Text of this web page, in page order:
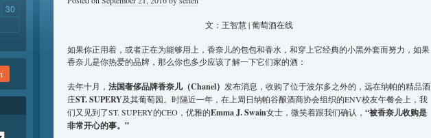
文：王智慧 | 葡萄酒在线
如果你正用着，或者正在为能够用上，香奈儿的包包和香水，和穿上它经典的小黑外套而努力，如果
香奈儿是你热爱的品牌，那么你也多少应该了解一下它们家的酒：
去年十月， 法国奢侈品牌香奈儿（Chanel） 发布消息，收购了位于波尔多之外的，远在纳帕的精品酒
庄ST. SUPERY及其葡萄园。时隔近一年，在上周日纳帕谷酿酒商协会组织的ENV校友午餐会上，我
们又见到了ST. SUPERY的CEO，优雅的Emma J. Swain女士，微笑着跟我们确认， “被香奈儿收购是
非常开心的事。”
30